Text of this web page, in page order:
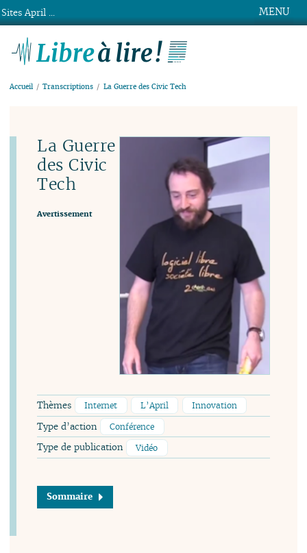
MENU
Accueil Transcriptions La Guerre des Civic Tech
La Guerre
des Civic
Tech
Avertissement
Thèmes Internet L’April Innovation
Type d’action Conférence
Type de publication Vidéo
Sommaire
Sites April ...